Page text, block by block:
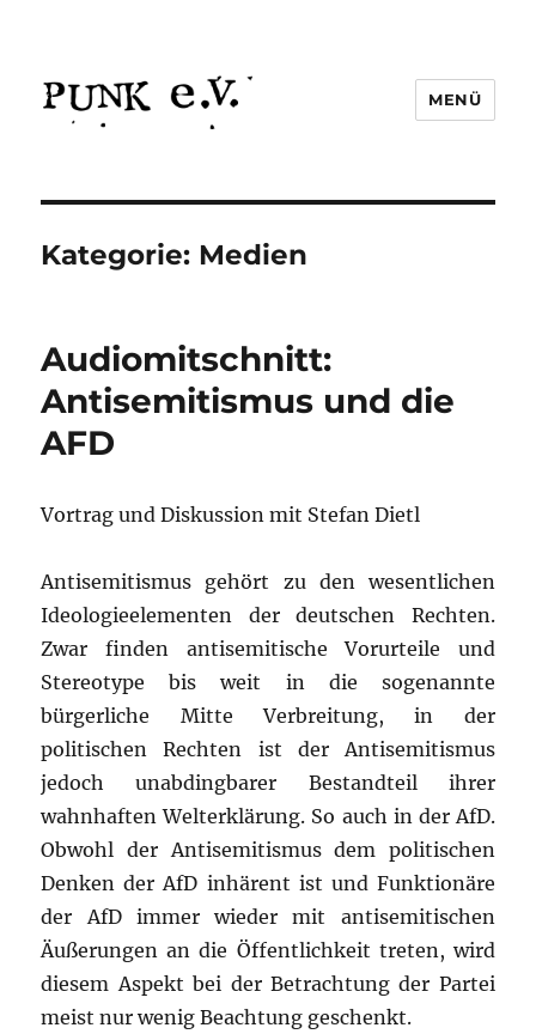
MENÜ
Kategorie: Medien
Audiomitschnitt:
Antisemitismus und die
AFD
Vortrag und Diskussion mit Stefan Dietl
Antisemitismus gehört zu den wesentlichen
Ideologieelementen der deutschen Rechten.
Zwar finden antisemitische Vorurteile und
Stereotype bis weit in die sogenannte
bürgerliche Mitte Verbreitung, in der
politischen Rechten ist der Antisemitismus
jedoch unabdingbarer Bestandteil ihrer
wahnhaften Welterklärung. So auch in der AfD.
Obwohl der Antisemitismus dem politischen
Denken der AfD inhärent ist und Funktionäre
der AfD immer wieder mit antisemitischen
Äußerungen an die Öffentlichkeit treten, wird
diesem Aspekt bei der Betrachtung der Partei
meist nur wenig Beachtung geschenkt.